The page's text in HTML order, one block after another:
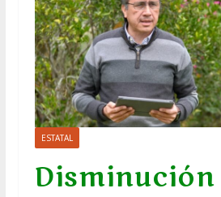
ESTATAL
Disminución